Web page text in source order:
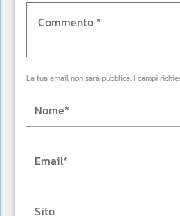
La tua email non sarà pubblica. I campi